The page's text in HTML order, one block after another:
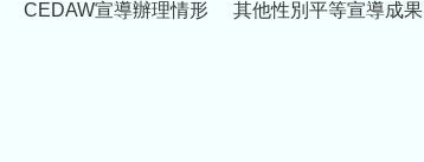
CEDAW宣導辦理情形 其他性別平等宣導成果